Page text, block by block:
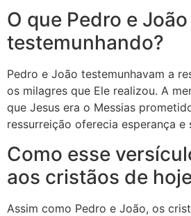
O que Pedro e
testemunhando?
Pedro e João testemunhavam a
os milagres que Ele realizou. A
que Jesus era o Messias
ressurreição oferecia esperança e
Como esse
aos cristãos de
Assim como Pedro e João, os